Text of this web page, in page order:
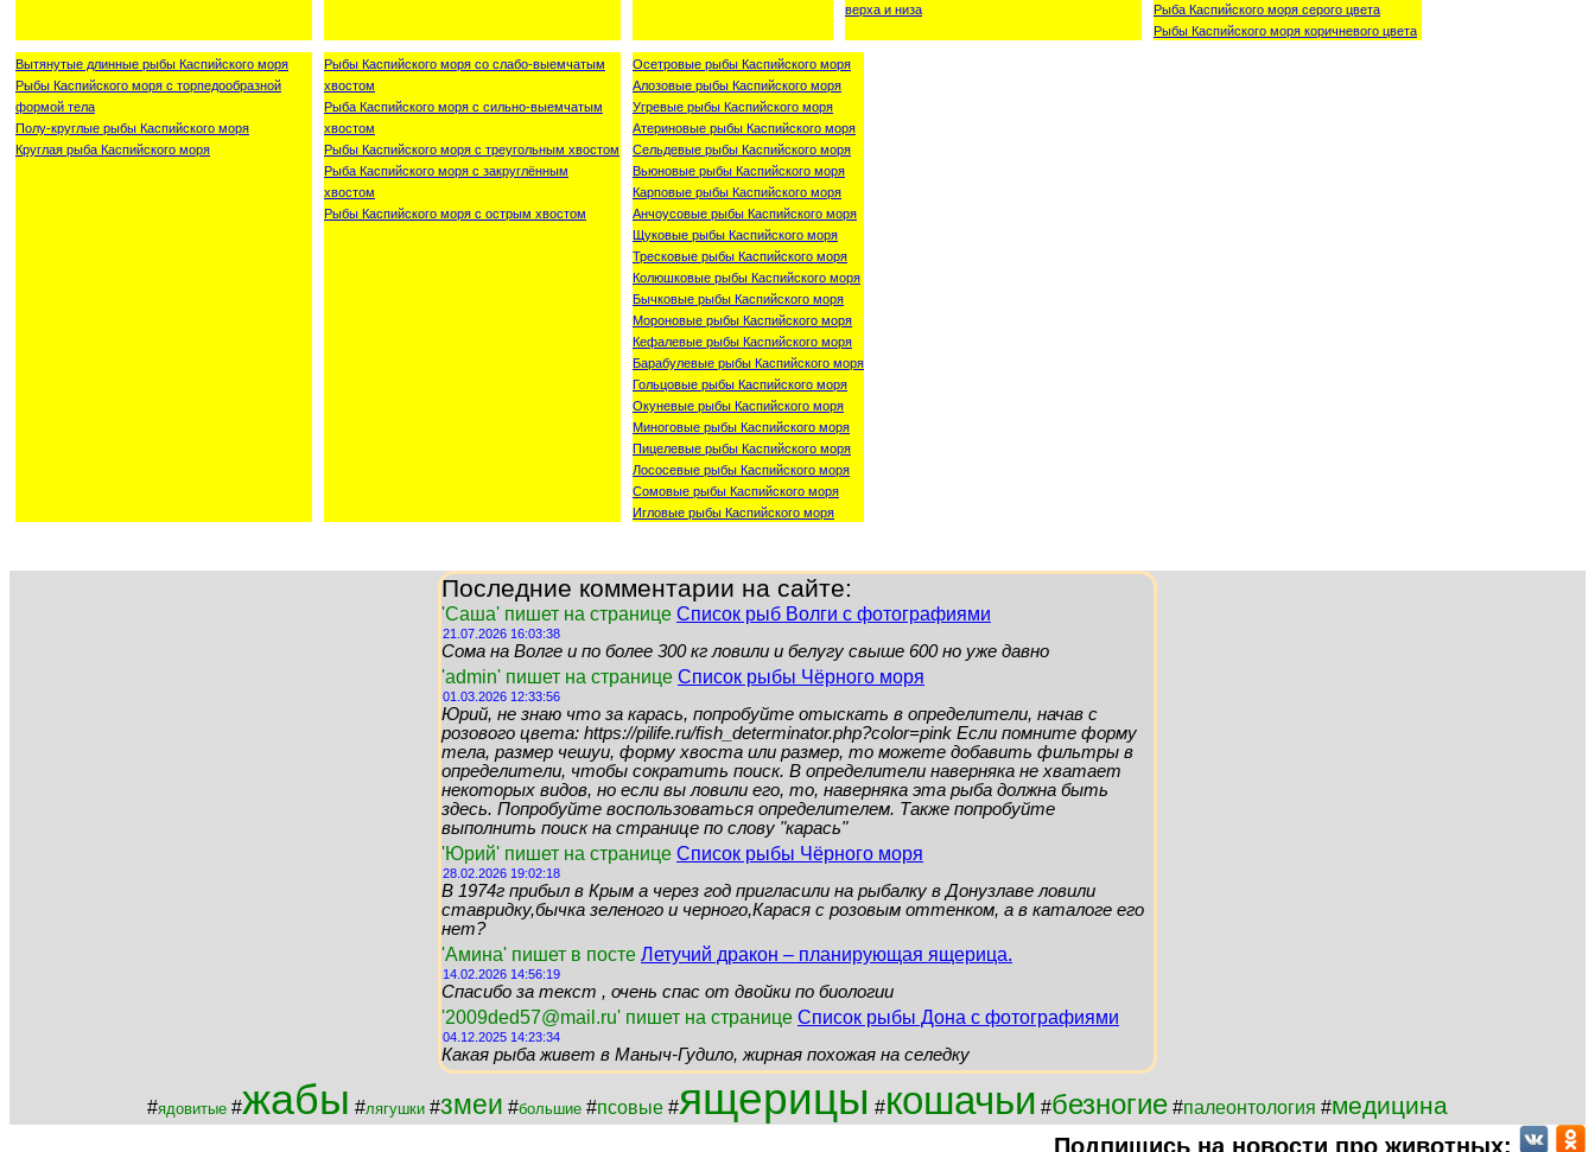
верха и низа
Рыба Каспийского моря серого цвета
Рыбы Каспийского моря коричневого цвета
Вытянутые длинные рыбы Каспийского моря
Рыбы Каспийского моря с торпедообразной
формой тела
Полу-круглые рыбы Каспийского моря
Круглая рыба Каспийского моря
Рыбы Каспийского моря со слабо-выемчатым
хвостом
Рыба Каспийского моря с сильно-выемчатым
хвостом
Рыбы Каспийского моря с треугольным хвостом
Рыба Каспийского моря с закруглённым
хвостом
Рыбы Каспийского моря с острым хвостом
Осетровые рыбы Каспийского моря
Алозовые рыбы Каспийского моря
Угревые рыбы Каспийского моря
Атериновые рыбы Каспийского моря
Сельдевые рыбы Каспийского моря
Вьюновые рыбы Каспийского моря
Карповые рыбы Каспийского моря
Анчоусовые рыбы Каспийского моря
Щуковые рыбы Каспийского моря
Тресковые рыбы Каспийского моря
Колюшковые рыбы Каспийского моря
Бычковые рыбы Каспийского моря
Мороновые рыбы Каспийского моря
Кефалевые рыбы Каспийского моря
Барабулевые рыбы Каспийского моря
Гольцовые рыбы Каспийского моря
Окуневые рыбы Каспийского моря
Миноговые рыбы Каспийского моря
Пицелевые рыбы Каспийского моря
Лососевые рыбы Каспийского моря
Сомовые рыбы Каспийского моря
Игловые рыбы Каспийского моря
Последние комментарии на сайте:
'Саша' пишет на странице Список рыб Волги с фотографиями
21.07.2026 16:03:38
Сома на Волге и по более 300 кг ловили и белугу свыше 600 но уже давно
'admin' пишет на странице Список рыбы Чёрного моря
01.03.2026 12:33:56
Юрий, не знаю что за карась, попробуйте отыскать в определители, начав с
розового цвета: https://pilife.ru/fish_determinator.php?color=pink Если помните форму
тела, размер чешуи, форму хвоста или размер, то можете добавить фильтры в
определители, чтобы сократить поиск. В определители наверняка не хватает
некоторых видов, но если вы ловили его, то, наверняка эта рыба должна быть
здесь. Попробуйте воспользоваться определителем. Также попробуйте
выполнить поиск на странице по слову "карась"
'Юрий' пишет на странице Список рыбы Чёрного моря
28.02.2026 19:02:18
В 1974г прибыл в Крым а через год пригласили на рыбалку в Донузлаве ловили
ставридку,бычка зеленого и черного,Карася с розовым оттенком, а в каталоге его
нет?
'Амина' пишет в посте Летучий дракон – планирующая ящерица.
14.02.2026 14:56:19
Спасибо за текст , очень спас от двойки по биологии
'2009ded57@mail.ru' пишет на странице Список рыбы Дона с фотографиями
04.12.2025 14:23:34
Какая рыба живет в Маныч-Гудило, жирная похожая на селедку
#ядовитые #жабы #лягушки #змеи #большие #псовые #ящерицы #кошачьи #безногие #палеонтология #медицина
Подпишись на новости про животных: